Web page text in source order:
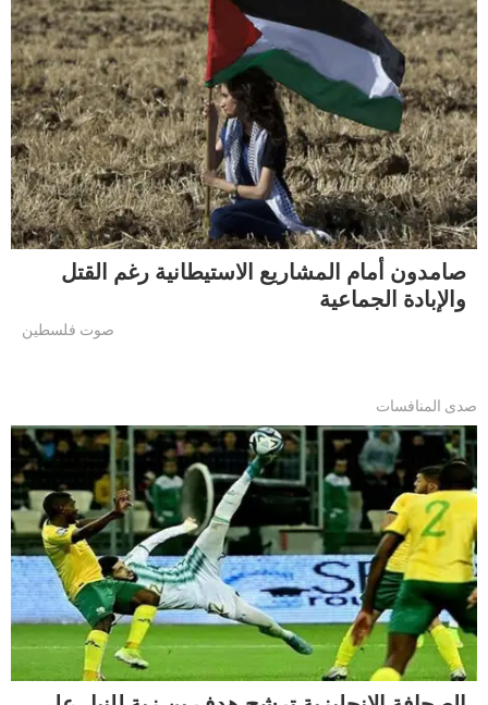
صامدون أمام المشاريع الاستيطانية رغم القتل
والإبادة الجماعية
صوت فلسطين
صدى المنافسات